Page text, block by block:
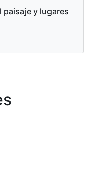
paisaje y lugares